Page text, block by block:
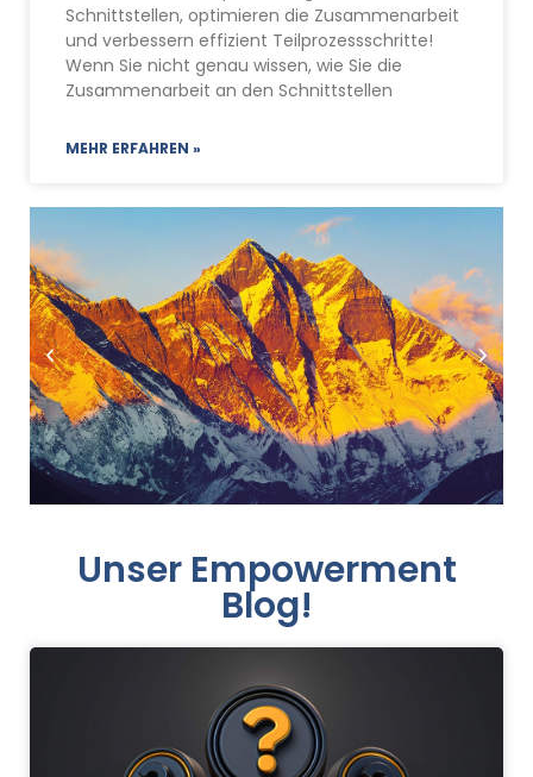
Schnittstellen, optimieren die Zusammenarbeit
und verbessern effizient Teilprozessschritte!
Wenn Sie nicht genau wissen, wie Sie die
Zusammenarbeit an den Schnittstellen
MEHR ERFAHREN »
Unser Empowerment
Blog!